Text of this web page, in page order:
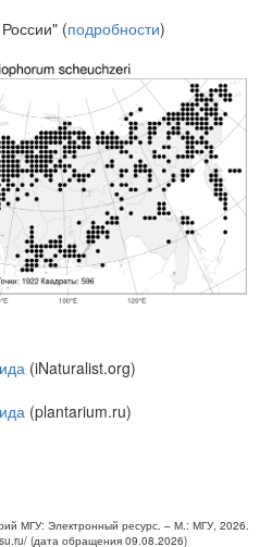
(подробности)
(iNaturalist.org)
(plantarium.ru)
МГУ: Электронный ресурс. – М.: МГУ, 2026.
(дата обращения 09.08.2026)